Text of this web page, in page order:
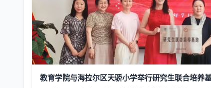
教育学院与海拉尔区天骄小学举行研究生联合培养